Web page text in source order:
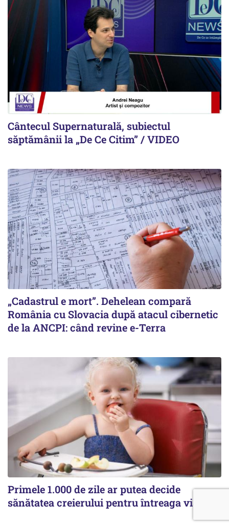
Cântecul Supernaturală, subiectul
săptămânii la „De Ce Citim” / VIDEO
„Cadastrul e mort”. Dehelean compară
România cu Slovacia după atacul cibernetic
de la ANCPI: când revine e-Terra
Primele 1.000 de zile ar putea decide
sănătatea creierului pentru întreaga viață